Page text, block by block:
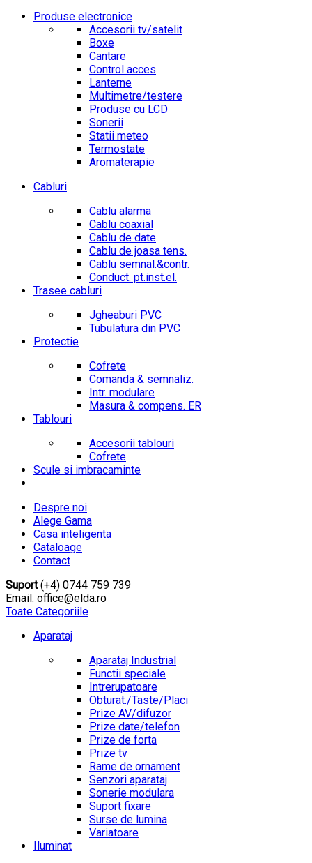
Produse electronice
Accesorii tv/satelit
Boxe
Cantare
Control acces
Lanterne
Multimetre/testere
Produse cu LCD
Sonerii
Statii meteo
Termostate
Aromaterapie
Cabluri
Cablu alarma
Cablu coaxial
Cablu de date
Cablu de joasa tens.
Cablu semnal.&contr.
Conduct. pt.inst.el.
Trasee cabluri
Jgheaburi PVC
Tubulatura din PVC
Protectie
Cofrete
Comanda & semnaliz.
Intr. modulare
Masura & compens. ER
Tablouri
Accesorii tablouri
Cofrete
Scule si imbracaminte
Despre noi
Alege Gama
Casa inteligenta
Cataloage
Contact
Suport(+4) 0744 759 739
Email: office@elda.ro
Toate Categoriile
Aparataj
Aparataj Industrial
Functii speciale
Intrerupatoare
Obturat./Taste/Placi
Prize AV/difuzor
Prize date/telefon
Prize de forta
Prize tv
Rame de ornament
Senzori aparataj
Sonerie modulara
Suport fixare
Surse de lumina
Variatoare
Iluminat